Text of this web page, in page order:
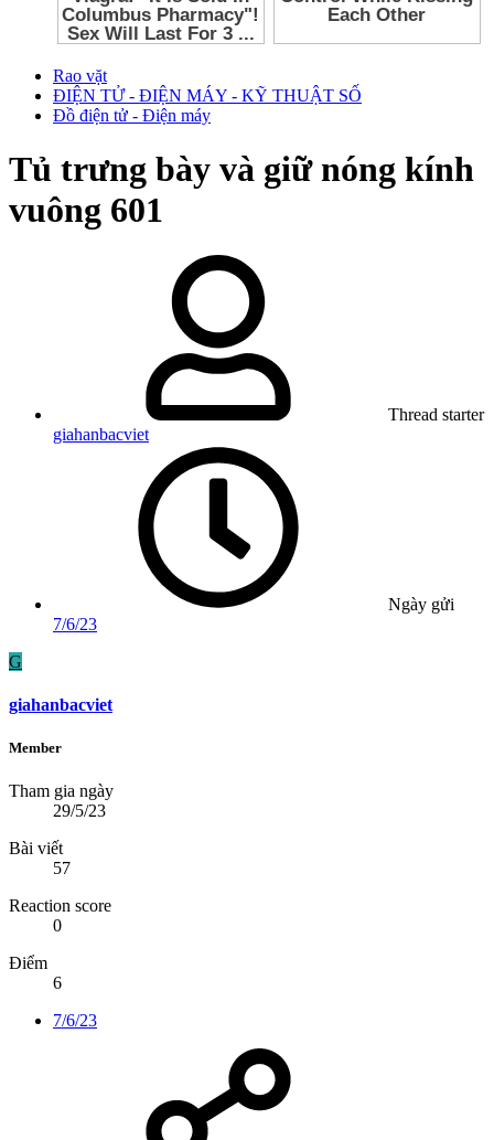
Rao vặt
ĐIỆN TỬ - ĐIỆN MÁY - KỸ THUẬT SỐ
Đồ điện tử - Điện máy
Tủ trưng bày và giữ nóng kính
vuông 601
Thread starter
giahanbacviet
Ngày gửi
7/6/23
G
giahanbacviet
Member
Tham gia ngày
29/5/23
Bài viết
57
Reaction score
0
Điểm
6
7/6/23